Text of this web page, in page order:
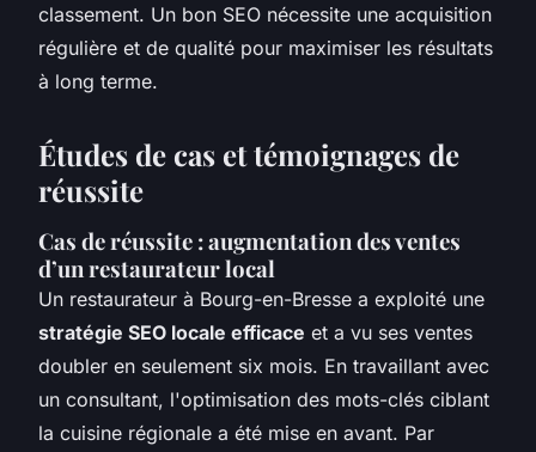
classement. Un bon SEO nécessite une acquisition
régulière et de qualité pour maximiser les résultats
à long terme.
Études de cas et témoignages de
réussite
Cas de réussite : augmentation des ventes
d’un restaurateur local
Un restaurateur à Bourg-en-Bresse a exploité une
stratégie SEO locale efficace et a vu ses ventes
doubler en seulement six mois. En travaillant avec
un consultant, l'optimisation des mots-clés ciblant
la cuisine régionale a été mise en avant. Par